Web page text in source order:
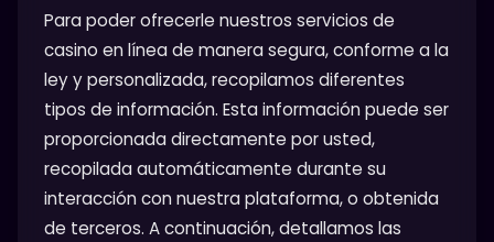
Para poder ofrecerle nuestros servicios de
casino en línea de manera segura, conforme a la
ley y personalizada, recopilamos diferentes
tipos de información. Esta información puede ser
proporcionada directamente por usted,
recopilada automáticamente durante su
interacción con nuestra plataforma, o obtenida
de terceros. A continuación, detallamos las